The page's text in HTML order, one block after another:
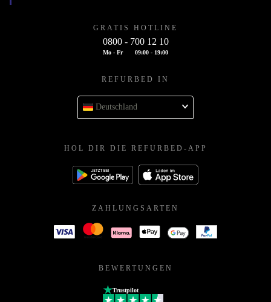
GRATIS HOTLINE
0800 - 700 12 10
Mo - Fr 09:00 - 19:00
REFURBED IN
Deutschland
HOL DIR DIE REFURBED-APP
ZAHLUNGSARTEN
BEWERTUNGEN
Trustpilot